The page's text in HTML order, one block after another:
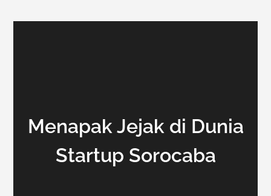
Menapak Jejak di Dunia
Startup Sorocaba